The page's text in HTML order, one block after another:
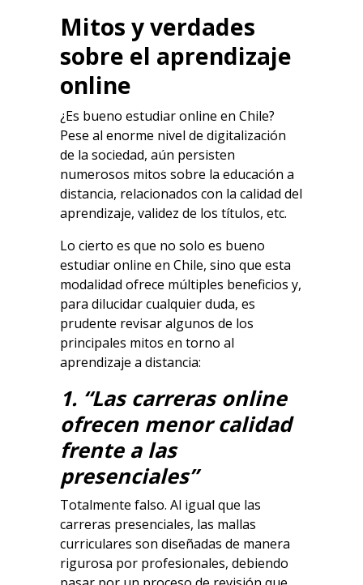
Mitos y verdades
sobre el aprendizaje
online
¿Es bueno estudiar online en Chile?
Pese al enorme nivel de digitalización
de la sociedad, aún persisten
numerosos mitos sobre la educación a
distancia, relacionados con la calidad del
aprendizaje, validez de los títulos, etc.
Lo cierto es que no solo es bueno
estudiar online en Chile, sino que esta
modalidad ofrece múltiples beneficios y,
para dilucidar cualquier duda, es
prudente revisar algunos de los
principales mitos en torno al
aprendizaje a distancia:
1. “Las carreras online
ofrecen menor calidad
frente a las
presenciales”
Totalmente falso. Al igual que las
carreras presenciales, las mallas
curriculares son diseñadas de manera
rigurosa por profesionales, debiendo